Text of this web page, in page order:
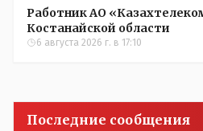
Работник АО
Костанайской области
6 августа 2026 г. в 17:10
Последние сообщения